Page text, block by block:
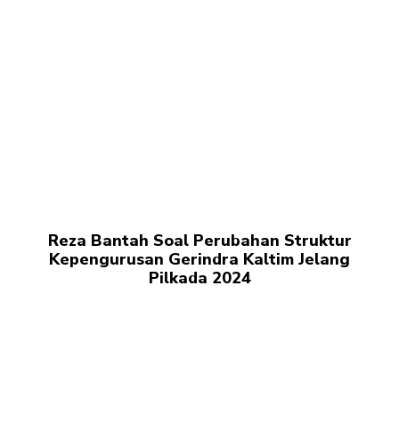
Reza Bantah Soal Perubahan Struktur
Kepengurusan Gerindra Kaltim Jelang
Pilkada 2024